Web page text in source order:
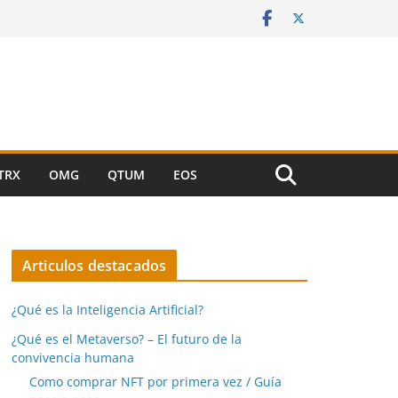
OMG QTUM EOS
Articulos destacados
¿Qué es la Inteligencia Artificial?
¿Qué es el Metaverso? – El futuro de la
convivencia humana
Como comprar NFT por primera vez / Guía